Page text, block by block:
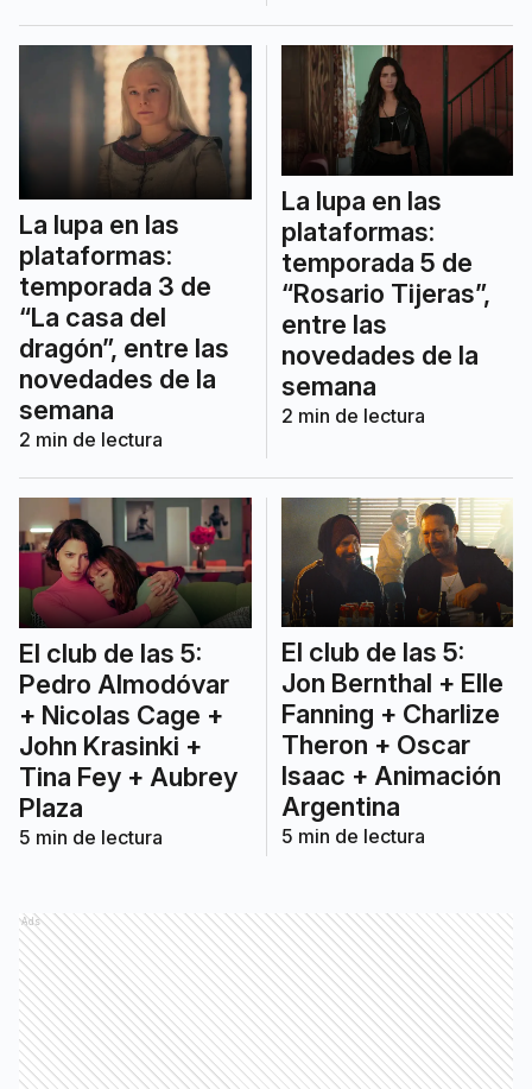
La lupa en las
plataformas:
temporada 3 de
“La casa del
dragón”, entre las
novedades de la
semana
2 min de lectura
La lupa en las
plataformas:
temporada 5 de
“Rosario Tijeras”,
entre las
novedades de la
semana
2 min de lectura
El club de las 5:
Pedro Almodóvar
+ Nicolas Cage +
John Krasinki +
Tina Fey + Aubrey
Plaza
5 min de lectura
El club de las 5:
Jon Bernthal + Elle
Fanning + Charlize
Theron + Oscar
Isaac + Animación
Argentina
5 min de lectura
Ads